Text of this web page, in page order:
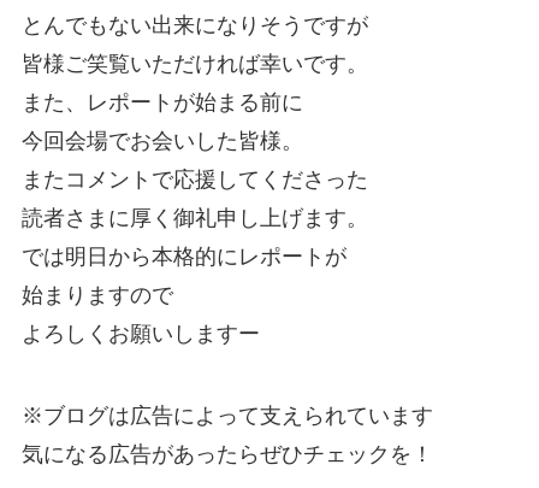
とんでもない出来になりそうですが
皆様ご笑覧いただければ幸いです。
また、レポートが始まる前に
今回会場でお会いした皆様。
またコメントで応援してくださった
読者さまに厚く御礼申し上げます。
では明日から本格的にレポートが
始まりますので
よろしくお願いしますー
※ブログは広告によって支えられています
気になる広告があったらぜひチェックを！